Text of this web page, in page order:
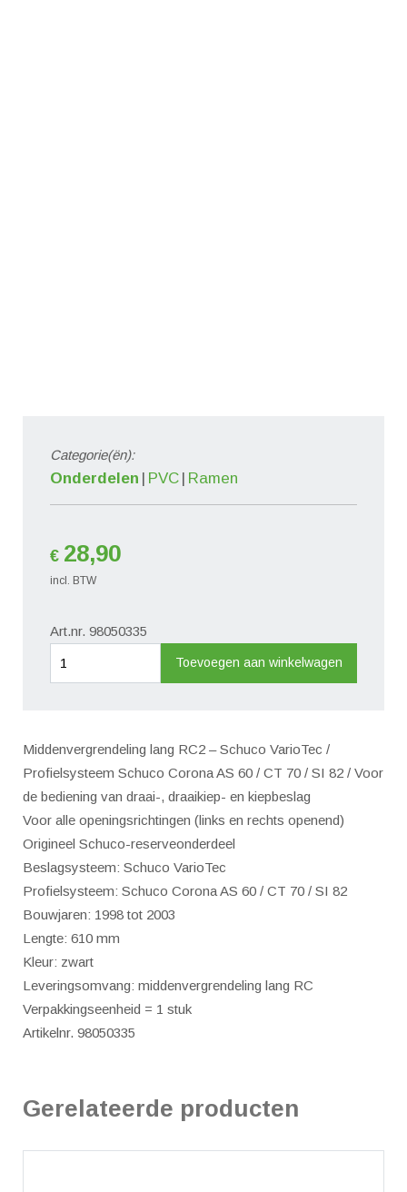
Categorie(ën):
Onderdelen PVC Ramen
€ 28,90
incl. BTW
Art.nr. 98050335
Toevoegen aan winkelwagen
Middenvergrendeling lang RC2 – Schuco VarioTec /
Profielsysteem Schuco Corona AS 60 / CT 70 / SI 82 / Voor
de bediening van draai-, draaikiep- en kiepbeslag
Voor alle openingsrichtingen (links en rechts openend)
Origineel Schuco-reserveonderdeel
Beslagsysteem: Schuco VarioTec
Profielsysteem: Schuco Corona AS 60 / CT 70 / SI 82
Bouwjaren: 1998 tot 2003
Lengte: 610 mm
Kleur: zwart
Leveringsomvang: middenvergrendeling lang RC
Verpakkingseenheid = 1 stuk
Artikelnr. 98050335
Gerelateerde producten